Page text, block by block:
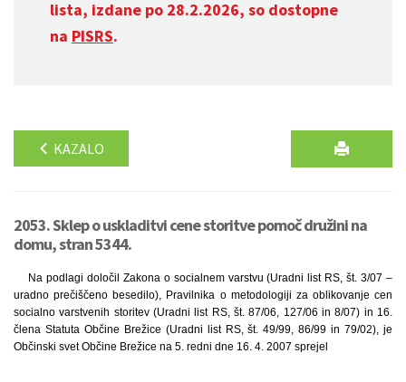
lista, izdane po 28.2.2026, so dostopne
na PISRS.
KAZALO
2053. Sklep o uskladitvi cene storitve pomoč družini na
domu, stran 5344.
Na podlagi določil Zakona o socialnem varstvu (Uradni list RS, št. 3/07 –
uradno prečiščeno besedilo), Pravilnika o metodologiji za oblikovanje cen
socialno varstvenih storitev (Uradni list RS, št. 87/06, 127/06 in 8/07) in 16.
člena Statuta Občine Brežice (Uradni list RS, št. 49/99, 86/99 in 79/02), je
Občinski svet Občine Brežice na 5. redni dne 16. 4. 2007 sprejel